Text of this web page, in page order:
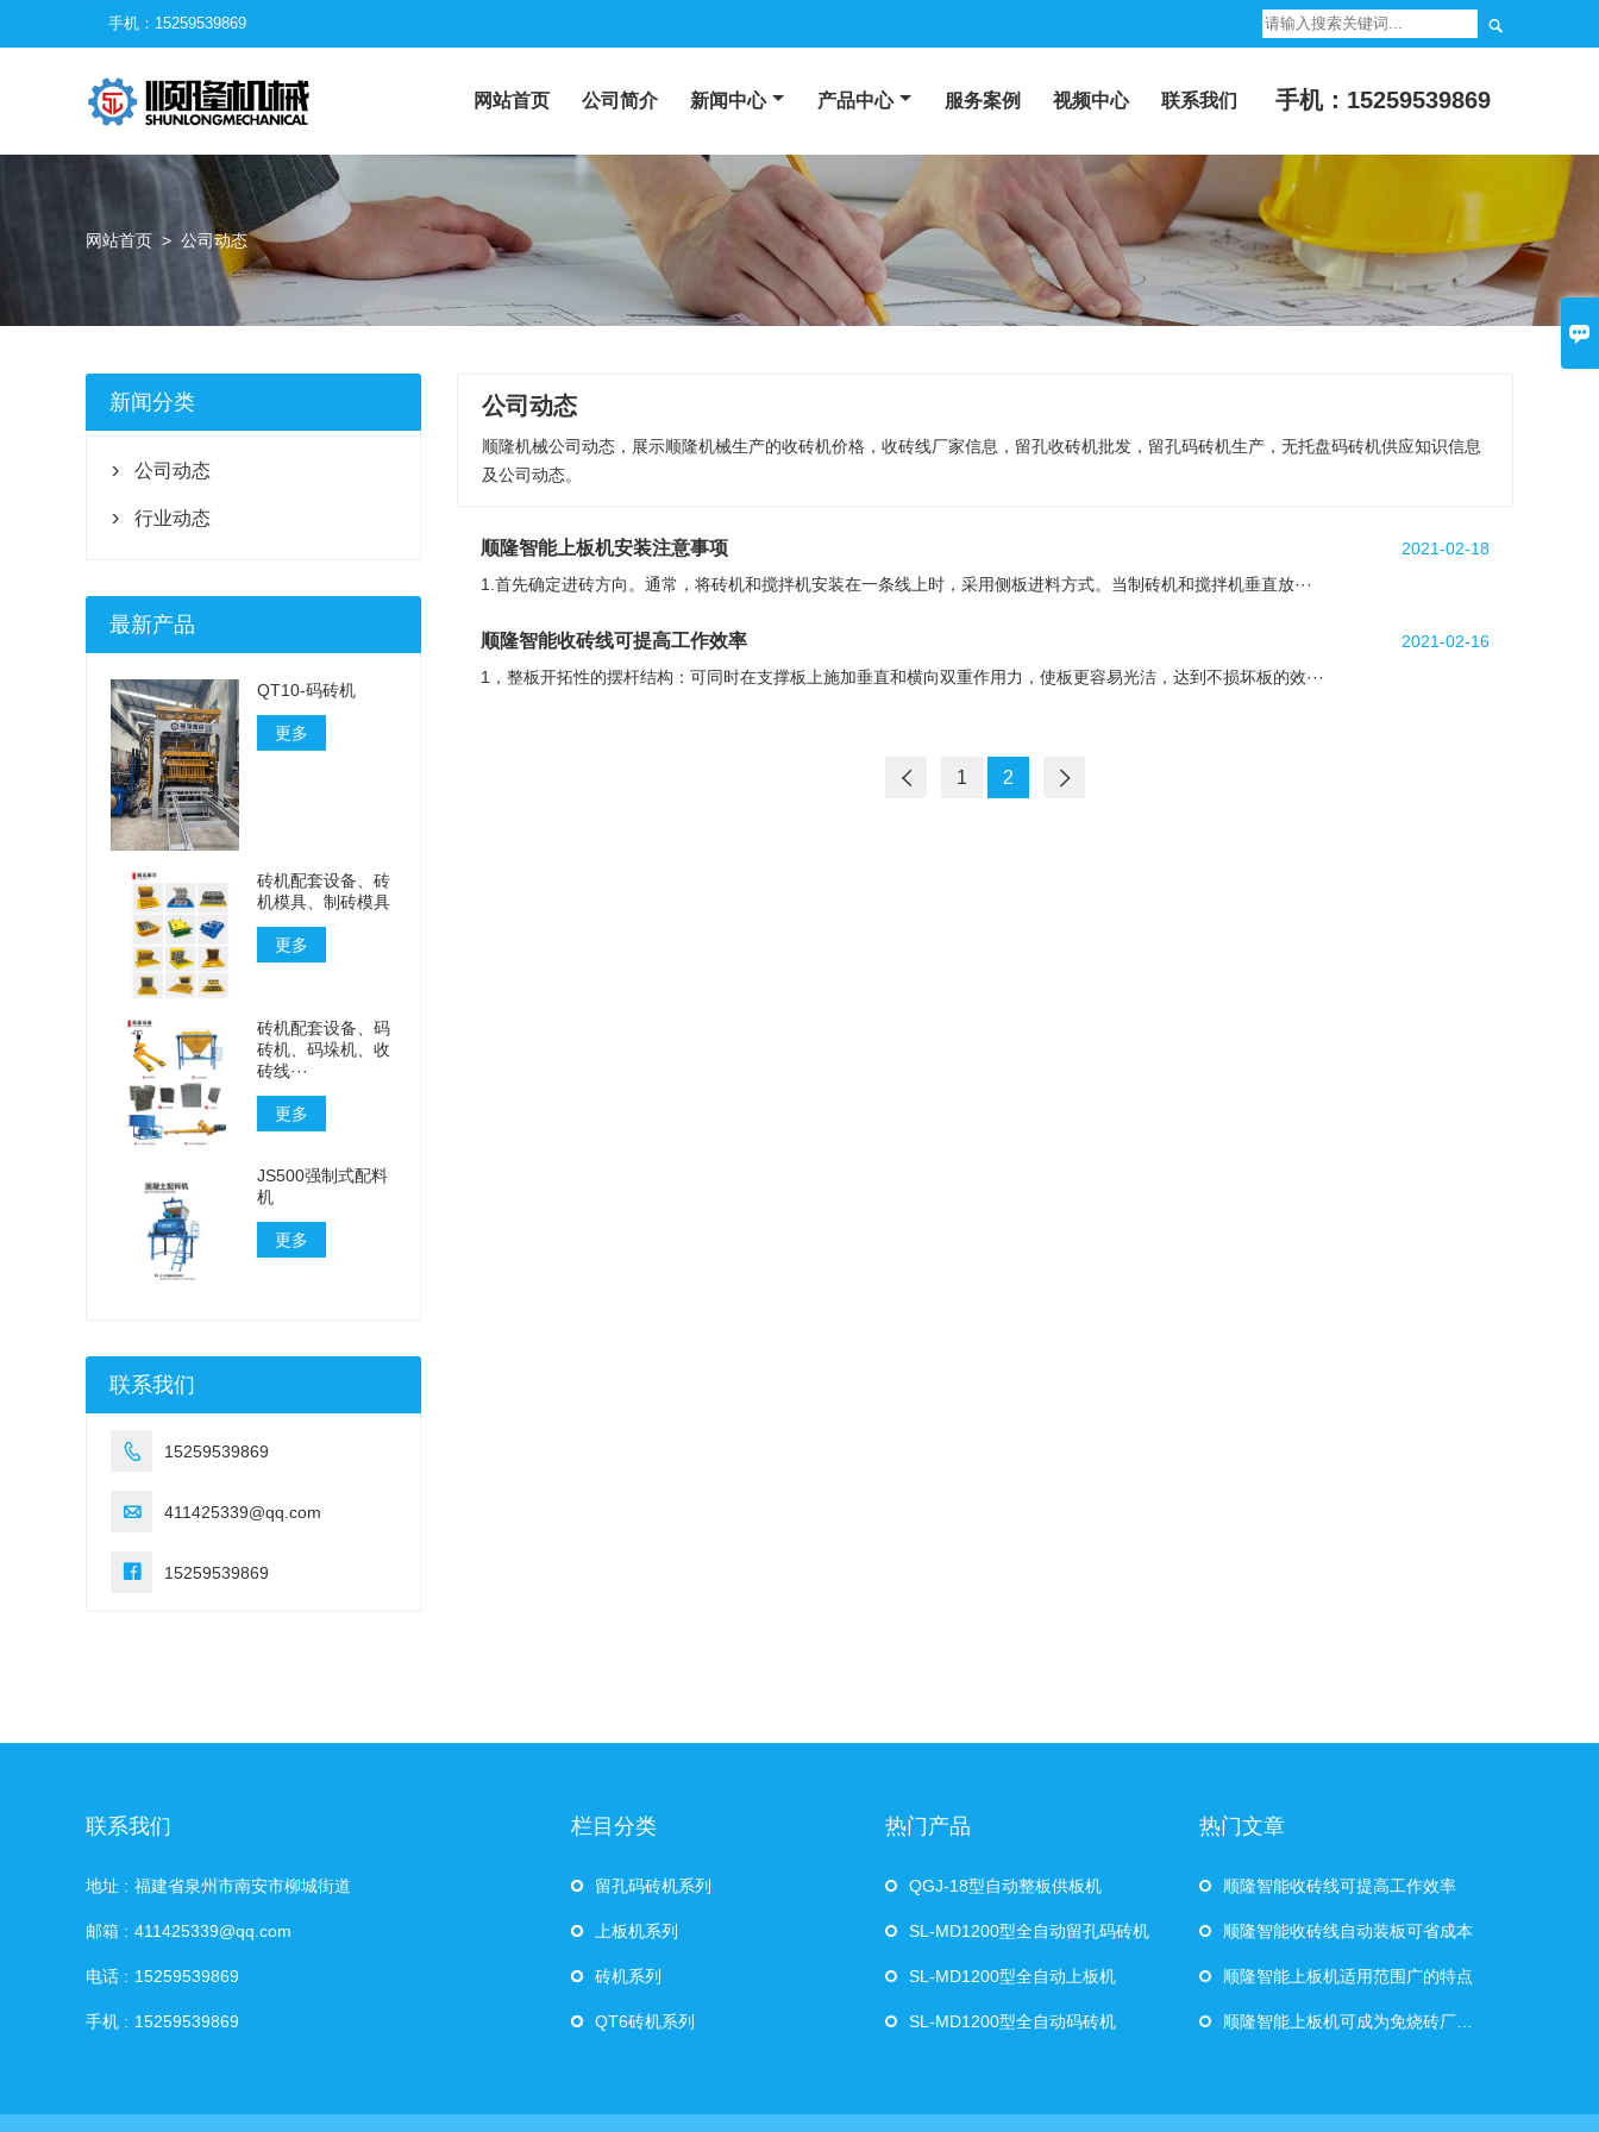
手机：15259539869 
网站首页 公司简介 新闻中心 产品中心 服务案例 视频中心 联系我们 手机：15259539869
网站首页 > 公司动态
公司动态
顺隆机械公司动态，展示顺隆机械生产的收砖机价格，收砖线厂家信息，留孔收砖机批发，留孔码砖机生产，无托盘码砖机供应知识信息
及公司动态。
顺隆智能上板机安装注意事项
1.首先确定进砖方向。通常，将砖机和搅拌机安装在一条线上时，采用侧板进料方式。当制砖机和搅拌机垂直放···
2021-02-18
顺隆智能收砖线可提高工作效率
1，整板开拓性的摆杆结构：可同时在支撑板上施加垂直和横向双重作用力，使板更容易光洁，达到不损坏板的效···
2021-02-16
1 2
新闻分类
 公司动态
 行业动态
最新产品
QT10-码砖机
更多
砖机配套设备、砖
机模具、制砖模具
更多
砖机配套设备、码
砖机、码垛机、收
砖线···
更多
JS500强制式配料
机
更多
联系我们
 15259539869
 411425339@qq.com
 15259539869
联系我们
地址 : 福建省泉州市南安市柳城街道
邮箱 : 411425339@qq.com
电话 : 15259539869
手机 : 15259539869
栏目分类
留孔码砖机系列
上板机系列
砖机系列
QT6砖机系列
热门产品
QGJ-18型自动整板供板机
SL-MD1200型全自动留孔码砖机
SL-MD1200型全自动上板机
SL-MD1200型全自动码砖机
热门文章
顺隆智能收砖线可提高工作效率
顺隆智能收砖线自动装板可省成本
顺隆智能上板机适用范围广的特点
顺隆智能上板机可成为免烧砖厂的好帮手
